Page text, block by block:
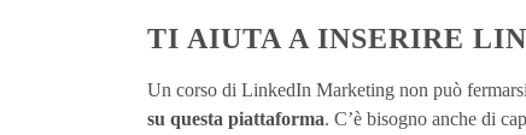
TI AIUTA A INSERIRE
Un corso di LinkedIn Marketing non può
su questa piattaforma. C’è bisogno anche di